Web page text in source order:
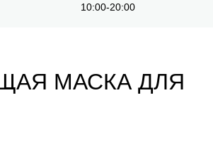
10:00-20:00
МАСКА ДЛЯ